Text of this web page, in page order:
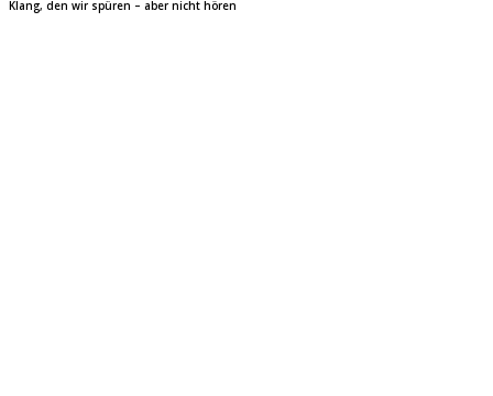
Klang, den wir spüren – aber nicht hören